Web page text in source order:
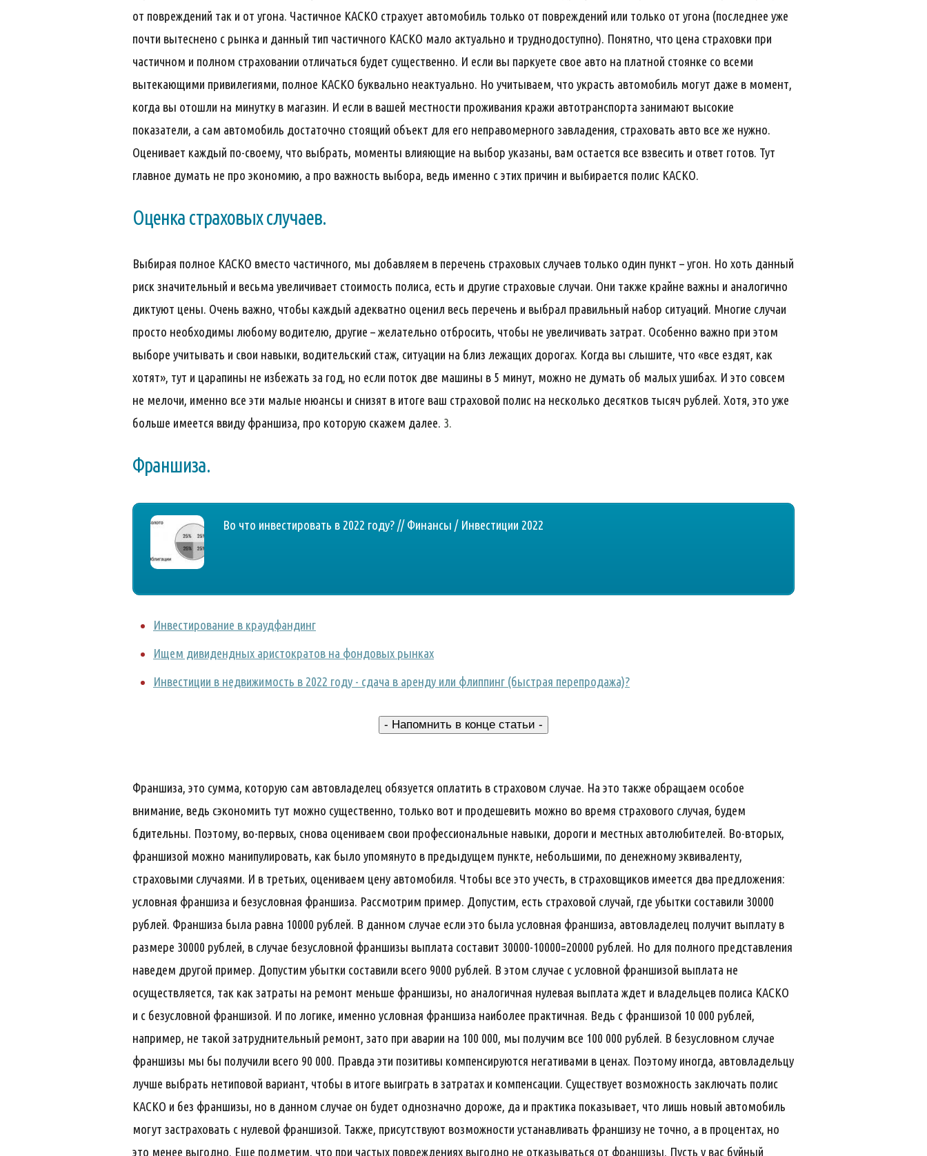
от повреждений так и от угона. Частичное КАСКО страхует автомобиль только от повреждений или только от угона (последнее уже
почти вытеснено с рынка и данный тип частичного КАСКО мало актуально и труднодоступно). Понятно, что цена страховки при
частичном и полном страховании отличаться будет существенно. И если вы паркуете свое авто на платной стоянке со всеми
вытекающими привилегиями, полное КАСКО буквально неактуально. Но учитываем, что украсть автомобиль могут даже в момент,
когда вы отошли на минутку в магазин. И если в вашей местности проживания кражи автотранспорта занимают высокие
показатели, а сам автомобиль достаточно стоящий объект для его неправомерного завладения, страховать авто все же нужно.
Оценивает каждый по-своему, что выбрать, моменты влияющие на выбор указаны, вам остается все взвесить и ответ готов. Тут
главное думать не про экономию, а про важность выбора, ведь именно с этих причин и выбирается полис КАСКО.
Оценка страховых случаев.
Выбирая полное КАСКО вместо частичного, мы добавляем в перечень страховых случаев только один пункт – угон. Но хоть данный
риск значительный и весьма увеличивает стоимость полиса, есть и другие страховые случаи. Они также крайне важны и аналогично
диктуют цены. Очень важно, чтобы каждый адекватно оценил весь перечень и выбрал правильный набор ситуаций. Многие случаи
просто необходимы любому водителю, другие – желательно отбросить, чтобы не увеличивать затрат. Особенно важно при этом
выборе учитывать и свои навыки, водительский стаж, ситуации на близ лежащих дорогах. Когда вы слышите, что «все ездят, как
хотят», тут и царапины не избежать за год, но если поток две машины в 5 минут, можно не думать об малых ушибах. И это совсем
не мелочи, именно все эти малые нюансы и снизят в итоге ваш страховой полис на несколько десятков тысяч рублей. Хотя, это уже
больше имеется ввиду франшиза, про которую скажем далее. 3.
Франшиза.
Во что инвестировать в 2022 году? // Финансы / Инвестиции 2022
Инвестирование в краудфандинг
Ищем дивидендных аристократов на фондовых рынках
Инвестиции в недвижимость в 2022 году - сдача в аренду или флиппинг (быстрая перепродажа)?
- Напомнить в конце статьи -
Франшиза, это сумма, которую сам автовладелец обязуется оплатить в страховом случае. На это также обращаем особое
внимание, ведь сэкономить тут можно существенно, только вот и продешевить можно во время страхового случая, будем
бдительны. Поэтому, во-первых, снова оцениваем свои профессиональные навыки, дороги и местных автолюбителей. Во-вторых,
франшизой можно манипулировать, как было упомянуто в предыдущем пункте, небольшими, по денежному эквиваленту,
страховыми случаями. И в третьих, оцениваем цену автомобиля. Чтобы все это учесть, в страховщиков имеется два предложения:
условная франшиза и безусловная франшиза. Рассмотрим пример. Допустим, есть страховой случай, где убытки составили 30000
рублей. Франшиза была равна 10000 рублей. В данном случае если это была условная франшиза, автовладелец получит выплату в
размере 30000 рублей, в случае безусловной франшизы выплата составит 30000-10000=20000 рублей. Но для полного представления
наведем другой пример. Допустим убытки составили всего 9000 рублей. В этом случае с условной франшизой выплата не
осуществляется, так как затраты на ремонт меньше франшизы, но аналогичная нулевая выплата ждет и владельцев полиса КАСКО
и с безусловной франшизой. И по логике, именно условная франшиза наиболее практичная. Ведь с франшизой 10 000 рублей,
например, не такой затруднительный ремонт, зато при аварии на 100 000, мы получим все 100 000 рублей. В безусловном случае
франшизы мы бы получили всего 90 000. Правда эти позитивы компенсируются негативами в ценах. Поэтому иногда, автовладельцу
лучше выбрать нетиповой вариант, чтобы в итоге выиграть в затратах и компенсации. Существует возможность заключать полис
КАСКО и без франшизы, но в данном случае он будет однозначно дороже, да и практика показывает, что лишь новый автомобиль
могут застраховать с нулевой франшизой. Также, присутствуют возможности устанавливать франшизу не точно, а в процентах, но
это менее выгодно. Еще подметим, что при частых повреждениях выгодно не отказываться от франшизы. Пусть у вас буйный